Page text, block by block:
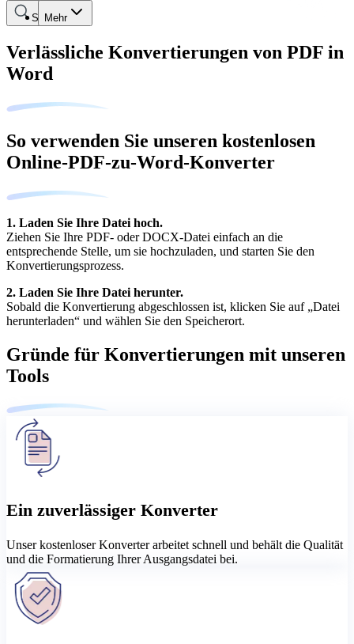
Mehr
Suche
Verlässliche Konvertierungen von PDF in
Word
So verwenden Sie unseren kostenlosen
Online-PDF-zu-Word-Konverter
1. Laden Sie Ihre Datei hoch.
Ziehen Sie Ihre PDF- oder DOCX-Datei einfach an die
entsprechende Stelle, um sie hochzuladen, und starten Sie den
Konvertierungsprozess.
2. Laden Sie Ihre Datei herunter.
Sobald die Konvertierung abgeschlossen ist, klicken Sie auf „Datei
herunterladen“ und wählen Sie den Speicherort.
Gründe für Konvertierungen mit unseren
Tools
Ein zuverlässiger Konverter
Unser kostenloser Konverter arbeitet schnell und behält die Qualität
und die Formatierung Ihrer Ausgangsdatei bei.